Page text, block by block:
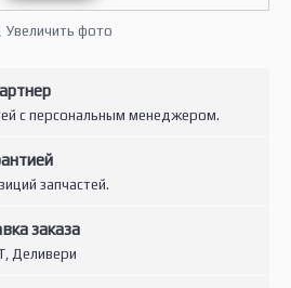
Увеличить фото
с персональным менеджером.
запчастей.
заказа
Деливери